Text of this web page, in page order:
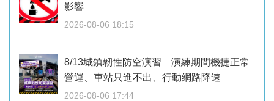
影響
2026-08-06 18:15
8/13城鎮韌性防空演習 演練期間機捷正常
營運、車站只進不出、行動網路降速
2026-08-06 17:44